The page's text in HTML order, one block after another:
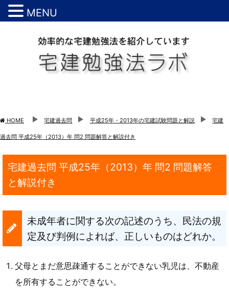
HOME 宅建過去問 平成25年・2013年の宅建試験問題と解説 宅建
過去問 平成25年（2013）年 問2 問題解答と解説付き
宅建過去問 平成25年（2013）年 問2 問題解答
と解説付き
未成年者に関する次の記述のうち、民法の規
定及び判例によれば、正しいものはどれか。
父母とまだ意思疎通することができない乳児は、不動産
を所有することができない。
MENU